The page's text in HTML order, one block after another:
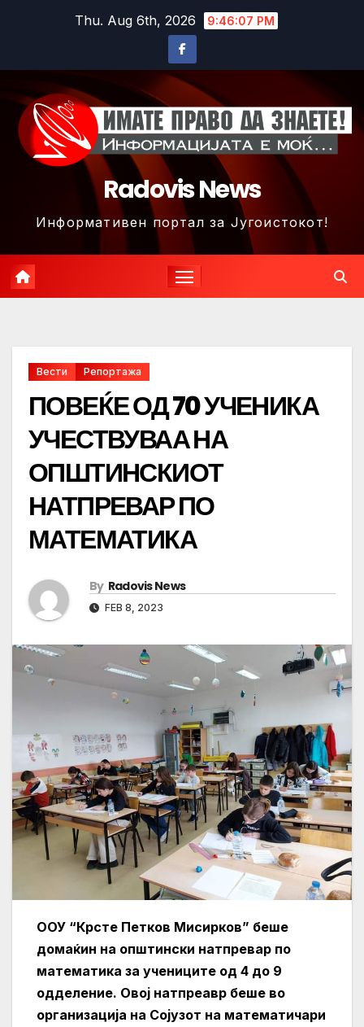
Thu. Aug 6th, 2026 9:46:10 PM
Radovis News
Информативен портал за Југоистокот!
Вести Репортажа
ПОВЕЌЕ ОД 70 УЧЕНИКА
УЧЕСТВУВАА НА
ОПШТИНСКИОТ
НАТПРЕВАР ПО
МАТЕМАТИКА
By Radovis News
FEB 8, 2023
ООУ “Крсте Петков Мисирков” беше
домаќин на општински натпревар по
математика за учениците од 4 до 9
одделение. Овој натпреавр беше во
организација на Сојузот на математичари